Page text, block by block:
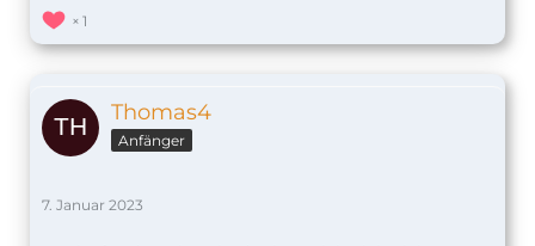
1
Thomas4
Anfänger
7. Januar 2023